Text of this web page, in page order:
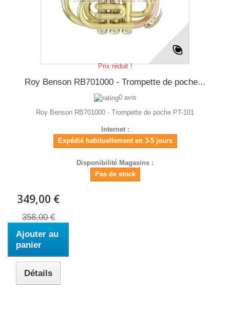
Prix réduit !
Roy Benson RB701000 - Trompette de poche...
0 avis
Roy Benson RB701000 - Trompette de poche PT-101
Internet :
Expédié habituellement en 3-5 jours
Disponibilité Magasins :
Pas de stock
349,00 €
358,00 €
Ajouter au
panier
Détails